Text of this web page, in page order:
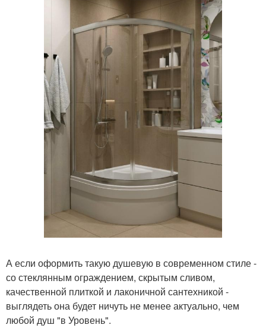
А если оформить такую душевую в современном стиле -
со стеклянным ограждением, скрытым сливом,
качественной плиткой и лаконичной сантехникой -
выглядеть она будет ничуть не менее актуально, чем
любой душ "в Уровень".